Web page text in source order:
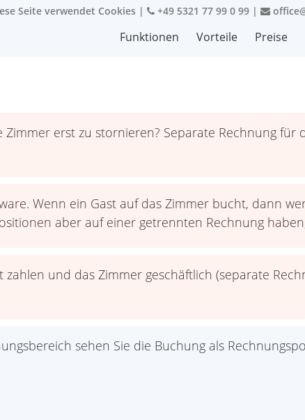
Seite verwendet Cookies | +49 5321 77 99 0 99 |
Funktionen Vorteile Preise
erst zu stornieren? Separate Rechnung für
Wenn ein Gast auf das Zimmer bucht, dann
aber auf einer getrennten Rechnung
und das Zimmer geschäftlich (separate
sehen Sie die Buchung als